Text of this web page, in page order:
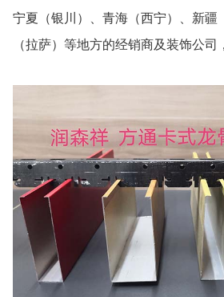
宁夏（银川）、青海（西宁）、新疆
（拉萨）等地方的经销商及装饰公司